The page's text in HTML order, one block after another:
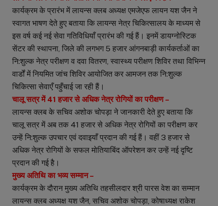
कार्यक्रम के प्रारंभ में लायन्स क्लब अध्यक्ष एमजेएफ लायन यश जैन ने
स्वागत भाषण देते हुए बताया कि लायन्स नेत्र चिकित्सालय के माध्यम से
इस वर्ष कई नई सेवा गतिविधियाँ प्रारंभ की गई हैं। इनमें डायग्नोस्टिक
सेंटर की स्थापना, जिले की लगभग 5 हजार आंगनबाड़ी कार्यकर्ताओं का
नि:शुल्क नेत्र परीक्षण व दवा वितरण, स्वास्थ्य परीक्षण शिविर तथा विभिन्न
वार्डों में नियमित जांच शिविर आयोजित कर आमजन तक नि:शुल्क
चिकित्सा सेवाएँ पहुँचाई जा रही हैं।
चालू सत्र में 41 हजार से अधिक नेत्र रोगियों का परीक्षण –
लायन्स क्लब के सचिव अशोक चोपड़ा ने जानकारी देते हुए बताया कि
चालू सत्र में अब तक 41 हजार से अधिक नेत्र रोगियों का परीक्षण कर
उन्हें नि:शुल्क उपचार एवं दवाइयाँ प्रदान की गई हैं। वहीं 3 हजार से
अधिक नेत्र रोगियों के सफल मोतियाबिंद ऑपरेशन कर उन्हें नई दृष्टि
प्रदान की गई है।
मुख्य अतिथि का भव्य सम्मान –
कार्यक्रम के दौरान मुख्य अतिथि तहसीलदार श्री पारस वेश का सम्मान
लायन्स क्लब अध्यक्ष यश जैन, सचिव अशोक चोपड़ा, कोषाध्यक्ष राकेश